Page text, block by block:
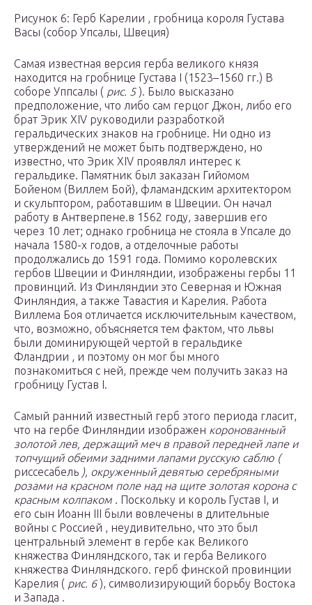
Рисунок 6: Герб Карелии , гробница короля Густава
Васы (собор Упсалы, Швеция)
Самая известная версия герба великого князя
находится на гробнице Густава I (1523–1560 гг.) В
соборе Уппсалы ( рис. 5). Было высказано
предположение, что либо сам герцог Джон, либо его
брат Эрик XIV руководили разработкой
геральдических знаков на гробнице. Ни одно из
утверждений не может быть подтверждено, но
известно, что Эрик XIV проявлял интерес к
геральдике. Памятник был заказан Гийомом
Бойеном (Виллем Бой), фламандским архитектором
и скульптором, работавшим в Швеции. Он начал
работу в Антверпене.в 1562 году, завершив его
через 10 лет; однако гробница не стояла в Упсале до
начала 1580-х годов, а отделочные работы
продолжались до 1591 года. Помимо королевских
гербов Швеции и Финляндии, изображены гербы 11
провинций. Из Финляндии это Северная и Южная
Финляндия, а также Тавастия и Карелия. Работа
Виллема Боя отличается исключительным качеством,
что, возможно, объясняется тем фактом, что львы
были доминирующей чертой в геральдике
Фландрии , и поэтому он мог бы много
познакомиться с ней, прежде чем получить заказ на
гробницу Густав I.
Самый ранний известный герб этого периода гласит,
что на гербе Финляндии изображен коронованный
золотой лев, держащий меч в правой передней лапе и
топчущий обеими задними лапами русскую саблю (
риссесабель ), окруженный девятью серебряными
розами на красном поле над на щите золотая корона с
красным колпаком . Поскольку и король Густав I, и
его сын Иоанн III были вовлечены в длительные
войны с Россией , неудивительно, что это был
центральный элемент в гербе как Великого
княжества Финляндского, так и герба Великого
княжества Финляндского. герб финской провинции
Карелия ( рис. 6), символизирующий борьбу Востока
и Запада .